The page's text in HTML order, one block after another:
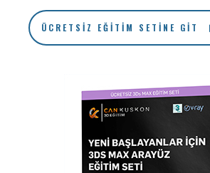
ÜCRETSIZ EĞITIM SETINE GIT